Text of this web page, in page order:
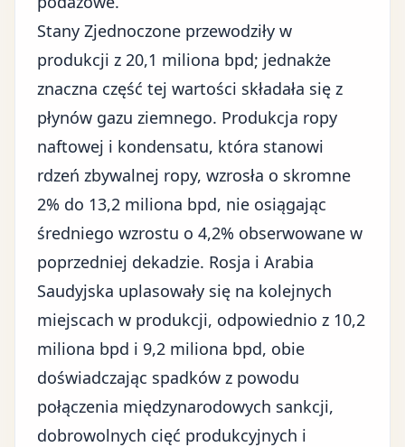
Stany Zjednoczone przewodziły w
produkcji z 20,1 miliona bpd; jednakże
znaczna część tej wartości składała się z
płynów gazu ziemnego. Produkcja ropy
naftowej i kondensatu, która stanowi
rdzeń zbywalnej ropy, wzrosła o skromne
2% do 13,2 miliona bpd, nie osiągając
średniego wzrostu o 4,2% obserwowane w
poprzedniej dekadzie. Rosja i Arabia
Saudyjska uplasowały się na kolejnych
miejscach w produkcji, odpowiednio z 10,2
miliona bpd i 9,2 miliona bpd, obie
doświadczając spadków z powodu
połączenia międzynarodowych sankcji,
dobrowolnych cięć produkcyjnych i